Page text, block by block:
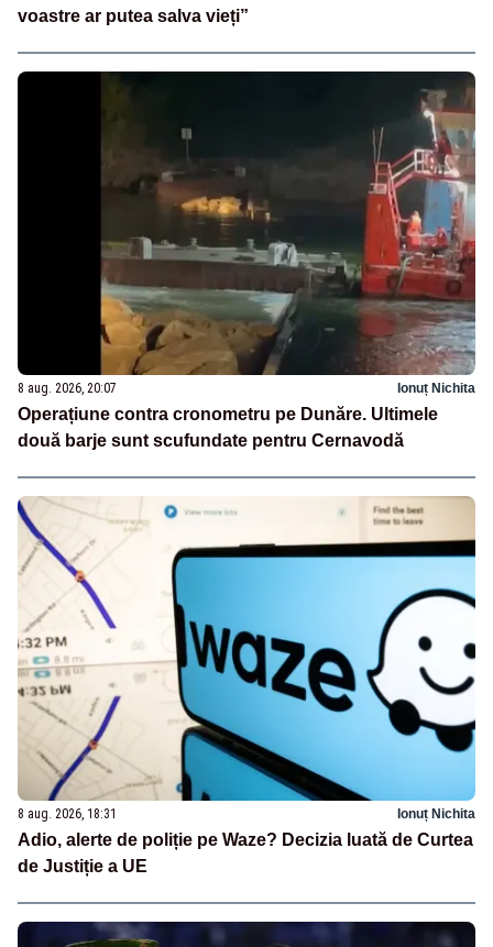
voastre ar putea salva vieți”
8 aug. 2026, 20:07 Ionuț Nichita
Operațiune contra cronometru pe Dunăre. Ultimele
două barje sunt scufundate pentru Cernavodă
8 aug. 2026, 18:31 Ionuț Nichita
Adio, alerte de poliție pe Waze? Decizia luată de Curtea
de Justiție a UE